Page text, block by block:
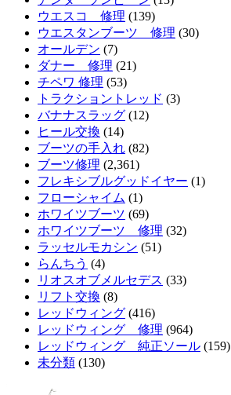
ウエスコ 修理 (139)
ウエスタンブーツ 修理 (30)
オールデン (7)
ダナー 修理 (21)
チペワ 修理 (53)
トラクショントレッド (3)
バナナスラッグ (12)
ヒール交換 (14)
ブーツの手入れ (82)
ブーツ修理 (2,361)
フレキシブルグッドイヤー (1)
フローシャイム (1)
ホワイツブーツ (69)
ホワイツブーツ 修理 (32)
ラッセルモカシン (51)
らんちう (4)
リオスオブメルセデス (33)
リフト交換 (8)
レッドウィング (416)
レッドウィング 修理 (964)
レッドウィング 純正ソール (159)
未分類 (130)